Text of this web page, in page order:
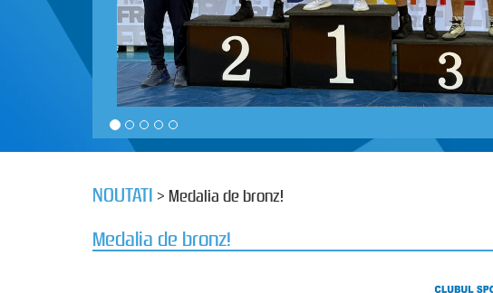
NOUTATI > Medalia de bronz!
Medalia de bronz!